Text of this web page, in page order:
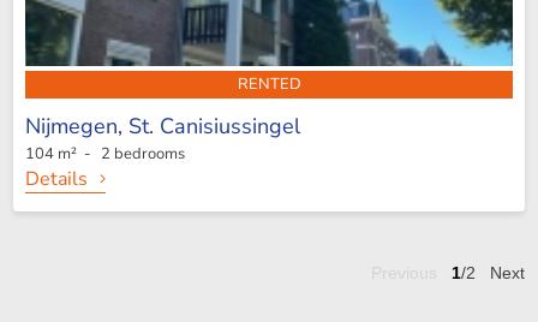
RENTED
Nijmegen, St. Canisiussingel
104 m² - 2 bedrooms
Details
1/2 Next